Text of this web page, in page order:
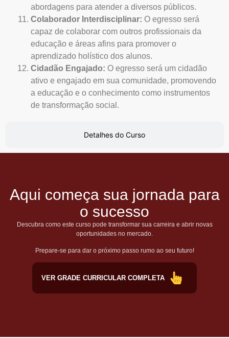
Detalhes do Curso
abordagens para atender a diversos públicos.
Colaborador Interdisciplinar: O egresso será
capaz de colaborar com outros profissionais da
educação e áreas afins para promover o
aprendizado holístico dos alunos.
Cidadão Engajado: O egresso será um cidadão
ativo e engajado em sua comunidade, promovendo
a educação e o conhecimento como instrumentos
de transformação social.
Aqui começa sua jornada para
o sucesso
Descubra como este curso pode transformar sua carreira e abrir novas
oportunidades no mercado.
Prepare-se para dar o próximo passo rumo ao seu futuro!
VER GRADE CURRICULAR COMPLETA